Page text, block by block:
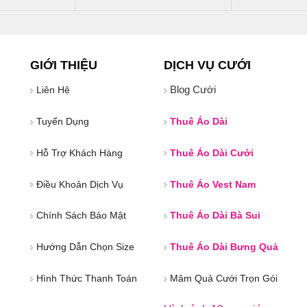
GIỚI THIỆU
Liên Hệ
Tuyển Dụng
Hỗ Trợ Khách Hàng
Điều Khoản Dịch Vụ
Chính Sách Bảo Mật
Hướng Dẫn Chọn Size
Hình Thức Thanh Toán
DỊCH VỤ CƯỚI
Blog Cưới
Thuê Áo Dài
Thuê Áo Dài Cưới
Thuê Áo Vest Nam
Thuê Áo Dài Bà Sui
Thuê Áo Dài Bưng Quả
Mâm Quả Cưới Trọn Gói